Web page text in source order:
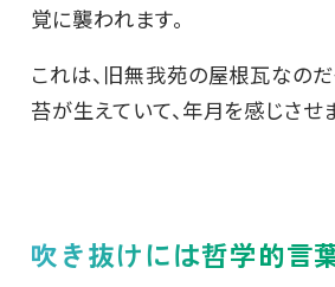
覚に襲われます。
これは、旧無我苑の屋根瓦なのだ
苔が生えていて、年月を感じさせ
吹き抜けには哲学的言